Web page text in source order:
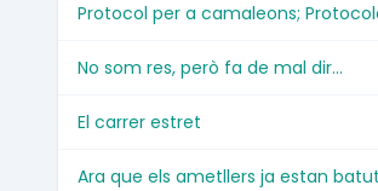
Protocol per a camaleons;
No som res, però fa de mal dir...
El carrer estret
Ara que els ametllers ja estan